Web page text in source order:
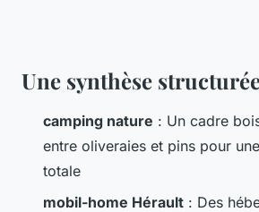
Une synthèse
camping nature : Un cadre
entre oliveraies et pins pour
totale
mobil-home Hérault : Des